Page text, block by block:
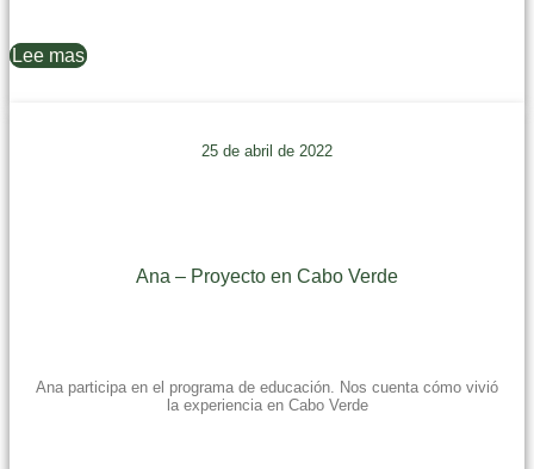
Lee mas
25 de abril de 2022
Ana – Proyecto en Cabo Verde
Ana participa en el programa de educación. Nos cuenta cómo vivió
la experiencia en Cabo Verde